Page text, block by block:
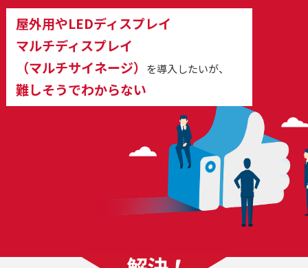
屋外用やLEDディスプレイ
マルチディスプレイ
（マルチサイネージ）
を導入したいが、
難しそうでわからない